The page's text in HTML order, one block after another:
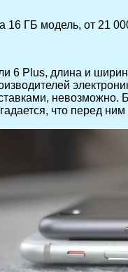
16 ГБ модель, от 21
6 Plus, длина и
что перед